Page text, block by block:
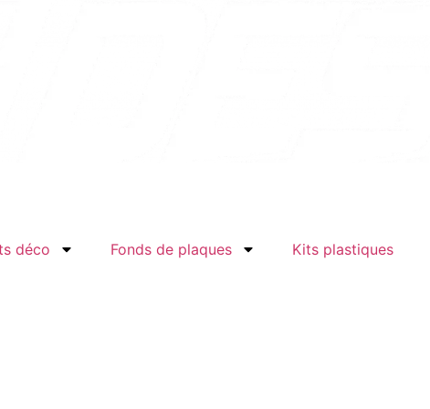
déco Fonds de plaques Kits plastiques